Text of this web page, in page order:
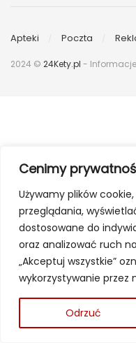
Cenimy
Używamy plików
przeglądania,
dostosowane do
oraz analizować ruch
„Akceptuj wszystkie”
wykorzystywanie przez
Odrzuć
Apteki Poczta
2024 © 24Kety.pl -